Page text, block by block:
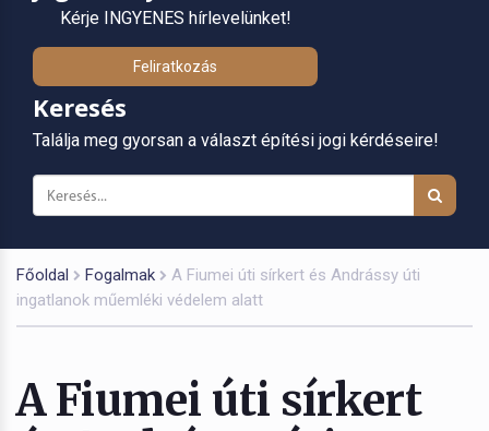
Kérje INGYENES hírlevelünket!
Feliratkozás
Keresés
Találja meg gyorsan a választ építési jogi kérdéseire!
Főoldal Fogalmak
A Fiumei úti sírkert és Andrássy úti
ingatlanok műemléki védelem alatt
A Fiumei úti sírkert